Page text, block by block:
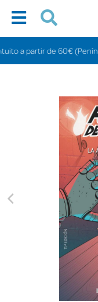
partir de 60€